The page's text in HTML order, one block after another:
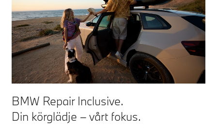
BMW Repair Inclusive.
Din körglädje – vårt fokus.